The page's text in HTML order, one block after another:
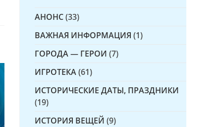
АНОНС(33)
ВАЖНАЯ ИНФОРМАЦИЯ (1)
ГОРОДА — ГЕРОИ (7)
ИГРОТЕКА(61)
ИСТОРИЧЕСКИЕ ДАТЫ, ПРАЗДНИКИ
(19)
ИСТОРИЯ ВЕЩЕЙ (9)